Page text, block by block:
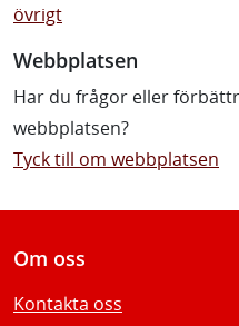
övrigt
Webbplatsen
Har du frågor eller
webbplatsen?
Tyck till om webbplatsen
Om oss
Kontakta oss